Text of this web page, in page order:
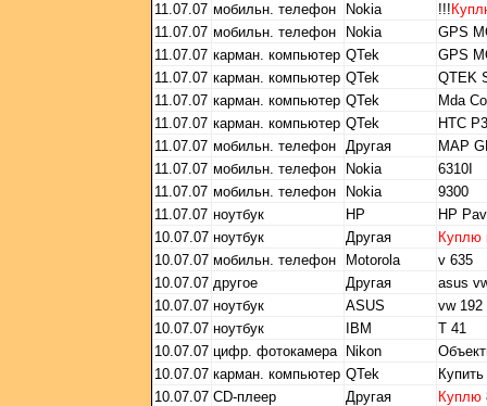
11.07.07 мобильн. телефон Nokia !!!
11.07.07 мобильн. телефон Nokia
GPS
11.07.07 карман. компьютер QTek
GPS
11.07.07 карман. компьютер QTek
QTEK
11.07.07 карман. компьютер QTek
Mda
11.07.07 карман. компьютер QTek
HTC
11.07.07 мобильн. телефон Другая
MAP
11.07.07 мобильн. телефон Nokia
6310I
11.07.07 мобильн. телефон Nokia
9300
11.07.07 ноутбук HP
HP
10.07.07 ноутбук Другая Куплю
10.07.07 мобильн. телефон Motorola
v 635
10.07.07 другое Другая
asus
10.07.07 ноутбук ASUS
vw 192
10.07.07 ноутбук IBM
T 41
10.07.07 цифр. фотокамера Nikon
10.07.07 карман. компьютер QTek
10.07.07 CD-плеер Другая Куплю